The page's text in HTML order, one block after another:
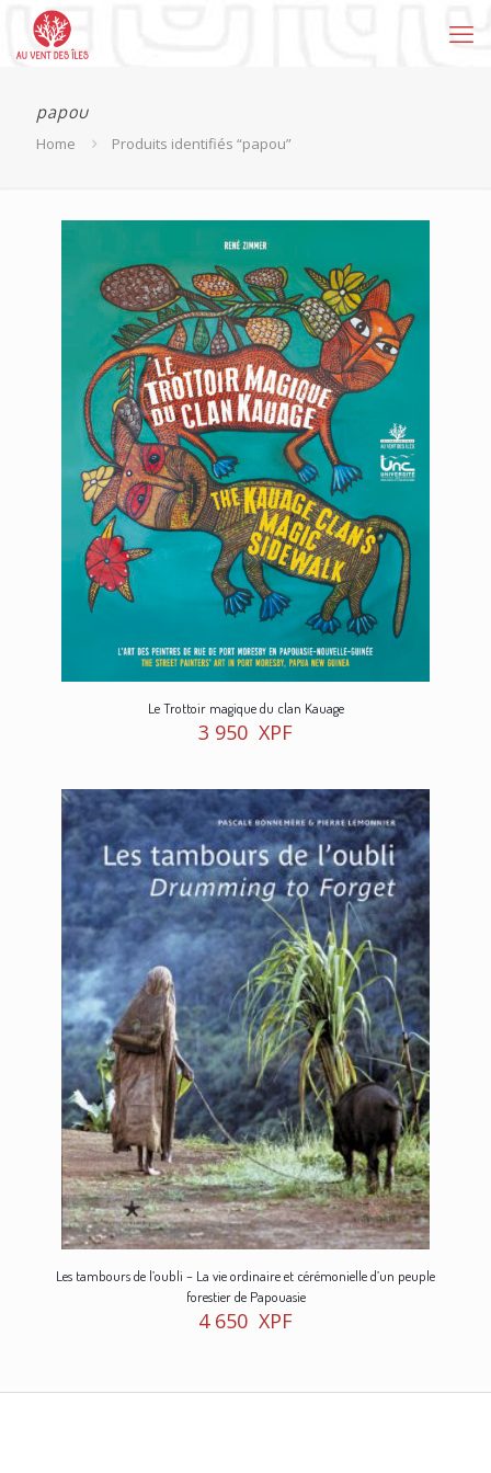
papou
Home Produits identifiés “papou”
Le Trottoir magique du clan Kauage
3 950 XPF
Les tambours de l’oubli – La vie ordinaire et cérémonielle d’un peuple
forestier de Papouasie
4 650 XPF